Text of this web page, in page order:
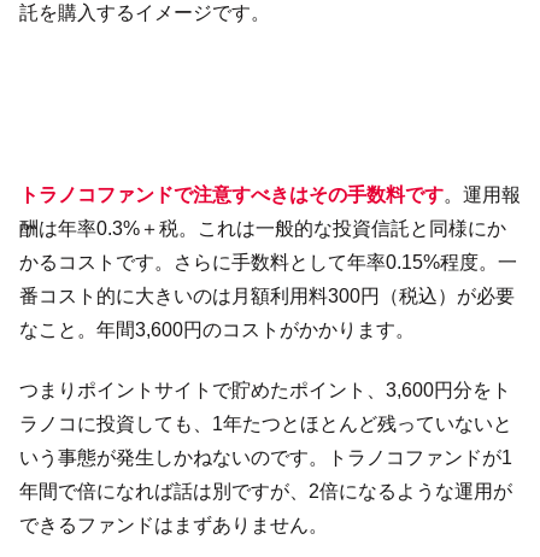
託を購入するイメージです。
トラノコファンドで注意すべきはその手数料です。運用報
酬は年率0.3%＋税。これは一般的な投資信託と同様にか
かるコストです。さらに手数料として年率0.15%程度。一
番コスト的に大きいのは月額利用料300円（税込）が必要
なこと。年間3,600円のコストがかかります。
つまりポイントサイトで貯めたポイント、3,600円分をト
ラノコに投資しても、1年たつとほとんど残っていないと
いう事態が発生しかねないのです。トラノコファンドが1
年間で倍になれば話は別ですが、2倍になるような運用が
できるファンドはまずありません。